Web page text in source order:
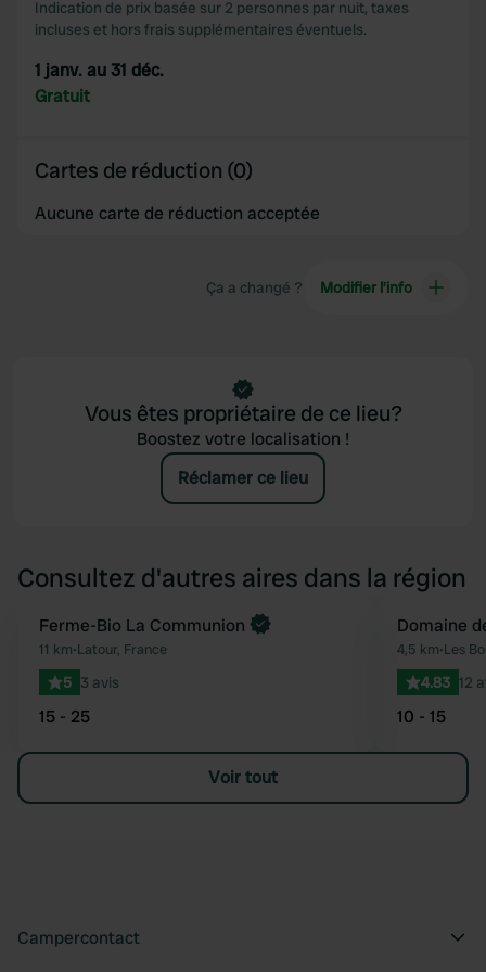
may combine it with other information that you’ve
provided to them or that they’ve collected from your use
of their services.
Indication de prix basée sur 2 personnes par nuit, taxes
incluses et hors frais supplémentaires éventuels.
1 janv. au 31 déc.
Gratuit
Cartes de réduction (0)
Aucune carte de réduction acceptée
Ça a changé ? Modifier l’info
Vous êtes propriétaire de ce lieu?
Boostez votre localisation !
Réclamer ce lieu
Consultez d'autres aires dans la région
Préféré
Reserve maintenant
Ferme-Bio La Communion
11 km•Latour, France
5 3 avis
15 - 25
Domaine
4,5 km•Les
4.83 12
10 - 15
Voir tout
Campercontact